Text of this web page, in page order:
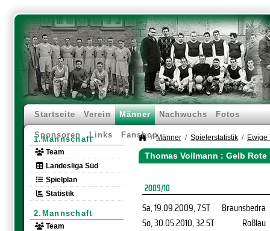
Startseite Verein Männer Nachwuchs Fotos
Sponsoren Links Fanshop
1.Mannschaft
Team
Landesliga Süd
Spielplan
Statistik
2.Mannschaft
Team
Männer Spielerstatistik Ewige
Thomas Vollmann : Gelb
2009/10
Sa, 19.09.2009, 7.ST Braunsbedra
So, 30.05.2010, 32.ST Roßlau